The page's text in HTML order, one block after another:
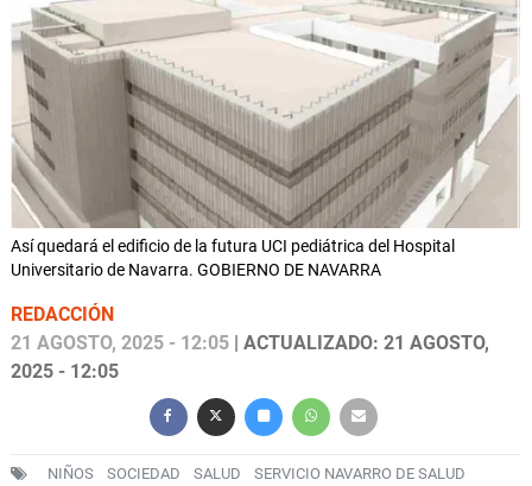
Así quedará el edificio de la futura UCI pediátrica del Hospital
Universitario de Navarra. GOBIERNO DE NAVARRA
REDACCIÓN
21 AGOSTO, 2025 - 12:05 | ACTUALIZADO: 21 AGOSTO,
2025 - 12:05
NIÑOS SOCIEDAD SALUD
SERVICIO NAVARRO DE SALUD